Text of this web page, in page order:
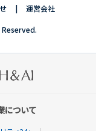
運営会社
について